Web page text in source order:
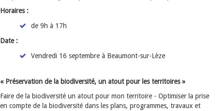
Horaires :
de 9h à 17h
Date :
Vendredi 16 septembre à Beaumont-sur-Lèze
« Préservation de la biodiversité, un atout pour les territoires »
Faire de la biodiversité un atout pour mon territoire - Optimiser la prise
en compte de la biodiversité dans les plans, programmes, travaux et